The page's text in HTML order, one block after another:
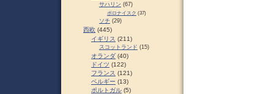
サハリン (67)
ポロナイスク (37)
ソチ (29)
西欧 (445)
イギリス (211)
スコットランド (15)
オランダ (40)
ドイツ (122)
フランス (121)
ベルギー (13)
ポルトガル (5)